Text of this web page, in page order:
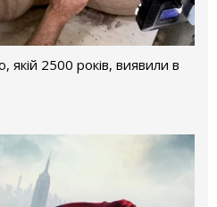
2500 років, виявили в